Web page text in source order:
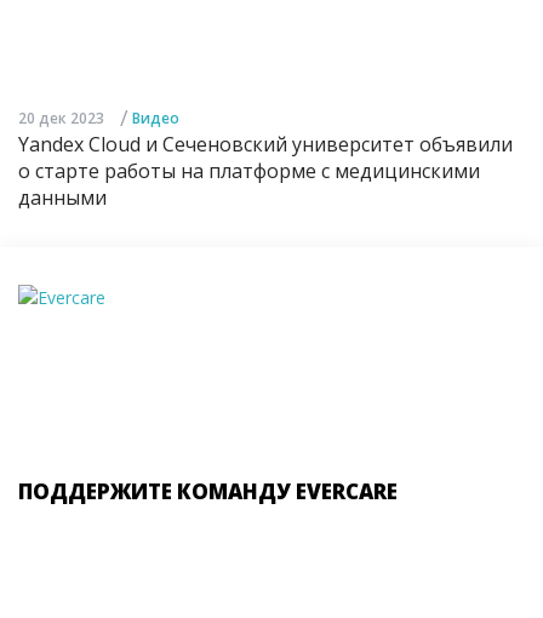
20 дек 2023 / Видео
Yandex Cloud и Сеченовский университет объявили
о старте работы на платформе с медицинскими
данными
ПОДДЕРЖИТЕ КОМАНДУ EVERCARE